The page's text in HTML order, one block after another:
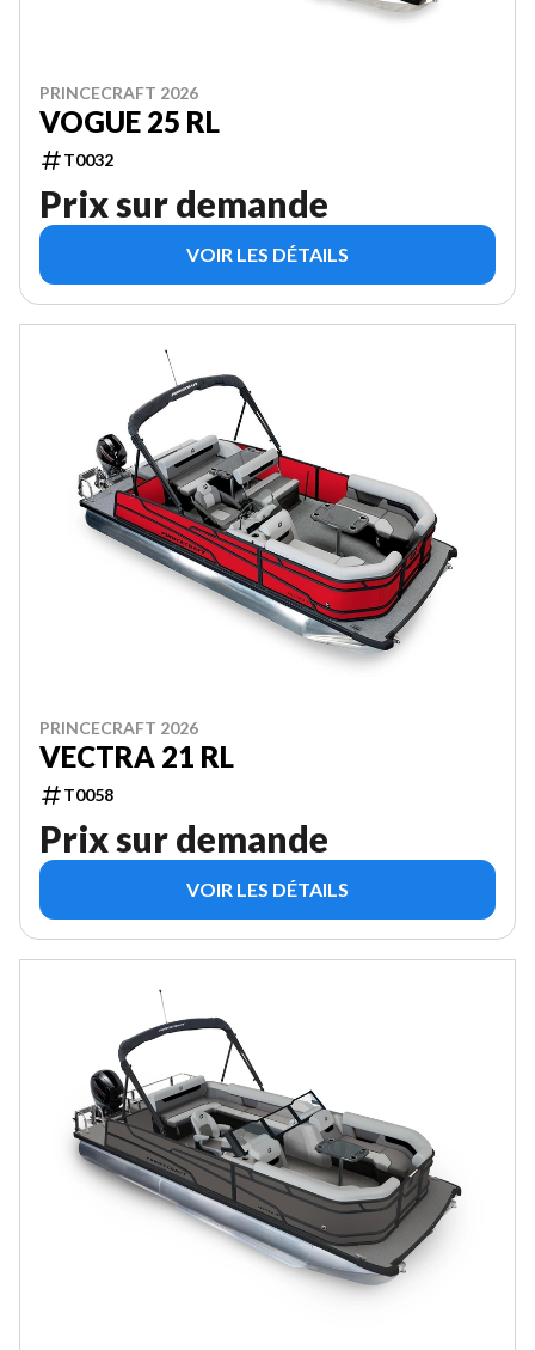
PRINCECRAFT 2026
VOGUE 25 RL
T0032
Prix sur demande
VOIR LES DÉTAILS
PRINCECRAFT 2026
VECTRA 21 RL
T0058
Prix sur demande
VOIR LES DÉTAILS